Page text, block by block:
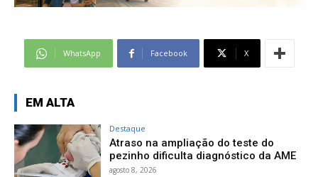
WhatsApp Facebook X
EM ALTA
Destaque
Atraso na ampliação do teste do
pezinho dificulta diagnóstico da AME
agosto 8, 2026